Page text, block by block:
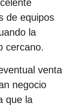
de equipos
la
cercano.
venta
negocio
que la